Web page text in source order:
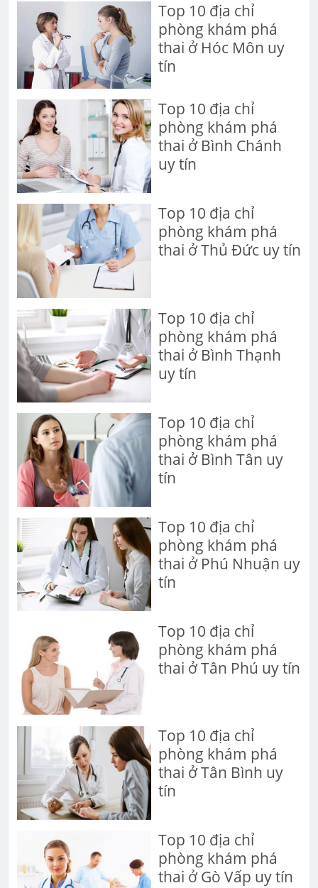
Top 10 địa chỉ
phòng khám phá
thai ở Hóc Môn uy
tín
Top 10 địa chỉ
phòng khám phá
thai ở Bình Chánh
uy tín
Top 10 địa chỉ
phòng khám phá
thai ở Thủ Đức uy tín
Top 10 địa chỉ
phòng khám phá
thai ở Bình Thạnh
uy tín
Top 10 địa chỉ
phòng khám phá
thai ở Bình Tân uy
tín
Top 10 địa chỉ
phòng khám phá
thai ở Phú Nhuận uy
tín
Top 10 địa chỉ
phòng khám phá
thai ở Tân Phú uy tín
Top 10 địa chỉ
phòng khám phá
thai ở Tân Bình uy
tín
Top 10 địa chỉ
phòng khám phá
thai ở Gò Vấp uy tín